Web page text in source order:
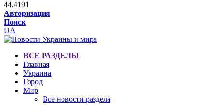
44.4191
Авторизация
Поиск
UA
ВСЕ РАЗДЕЛЫ
Главная
Украина
Город
Мир
Все новости раздела